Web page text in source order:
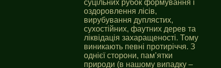
суцільних рубок формування і
оздоровлення лісів,
вирубування дуплястих,
сухостійних, фаутних дерев та
ліквідація захаращеності. Тому
виникають певні протиріччя. З
однієї сторони, пам’ятки
природи (в нашому випадку –